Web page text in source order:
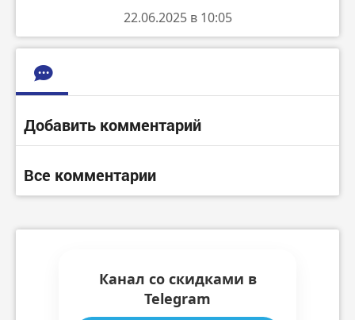
22.06.2025 в 10:05
Добавить комментарий
Все комментарии
Канал со скидками в
Telegram